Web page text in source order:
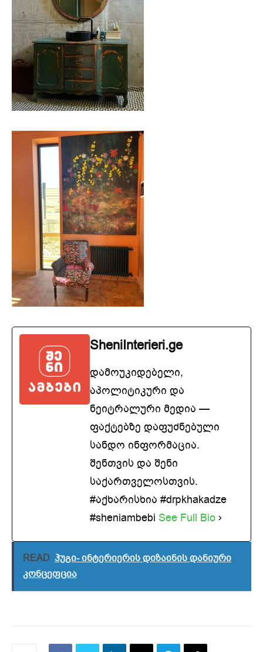
SheniInterieri.ge
დამოუკიდებელი,
აპოლიტიკური და
ნეიტრალური მედია —
ფაქტებზე დაფუძნებული
სანდო ინფორმაცია.
შენთვის და შენი
საქართველოსთვის.
#აქხარისხია #drpkhakadze
#sheniambebi See Full Bio
READ ჰუგი- ინტერიერის დიზაინის დანიური
კონცეფცია